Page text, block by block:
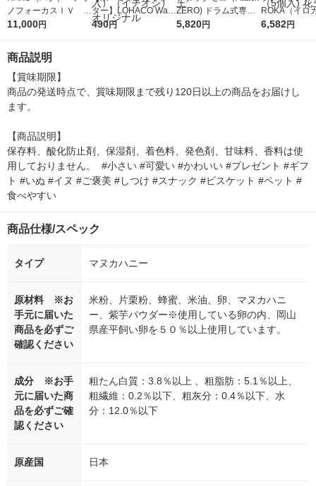
ノフォーカスＩＶ 4
5ｇ 資生堂 おまけ
11,000円
ター】LOHACO Wate
r（ロハコウォータ
490円
ZERO) ドラム式専用
詰め替え メガジャン
5,820円
ROKA（イロ
イキッドリリ
6,582円
商品説明
【賞味期限】
商品の発送時点で、賞味期限まで残り120日以上の商品をお届けし
ます。
【商品説明】
保存料、酸化防止剤、保湿剤、着色料、発色剤、甘味料、香料は使
用しておりません。  #小さい #可愛い #かわいい #プレゼント #ギフ
ト #いぬ #イヌ #ご褒美 #しつけ #スナック #ビスケット #ペット #
食べやすい
商品仕様/スペック
タイプ マヌカハニー
原材料 ※お
手元に届いた
商品を必ずご
確認ください
米粉、片栗粉、蜂蜜、米油、卵、マヌカハニ
ー、紫芋パウダー※使用している卵の内、岡山
県産平飼い卵を５０％以上使用しています。
成分 ※お手
元に届いた商
品を必ずご確
認ください
粗たん白質：3.8％以上 、粗脂肪：5.1％以上、
粗繊維：0.2％以下、粗灰分：0.4％以下、水
分：12.0％以下
原産国 日本